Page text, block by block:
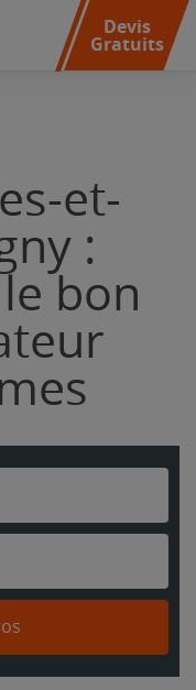
Devis
Gratuits
et-
:
bon